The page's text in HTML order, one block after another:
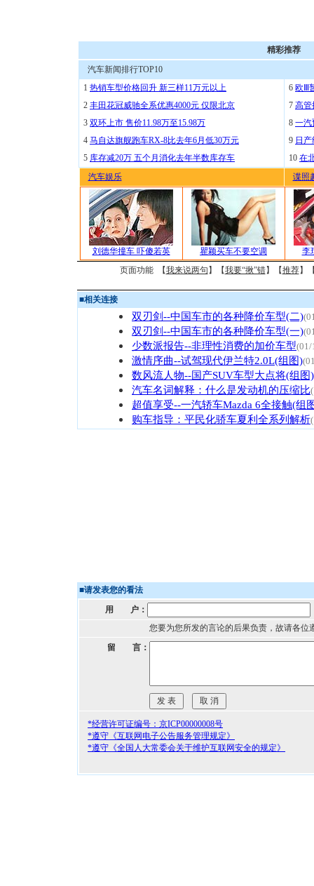
精彩推荐
汽车新闻排行TOP10
1 热销车型价格回升 新三样11万元以上
2 丰田花冠威驰全系优惠4000元 仅限北京
3 双环上市 售价11.98万至15.98万
4 马自达旗舰跑车RX-8比去年6月低30万元
5 库存减20万 五个月消化去年半数库存车
6 欧Ⅲ
7 高管
8 一汽
9 日
10 在
汽车娱乐
谍照
刘德华撞车 吓傻若英 瞿颖买车不要空调
李
页面功能 【我来说两句 】【我要“揪”错】【推荐】
■相关连接
双刃剑--中国车市的各种降价车型(二)
双刃剑--中国车市的各种降价车型(一)
少数派报告--非理性消费的加价车型(01/
激情序曲--试驾现代伊兰特2.0L(组图)
数风流人物--国产SUV车型大点将(组图)
汽车名词解释：什么是发动机的压缩比
超值享受--一汽轿车Mazda 6全接触(组
购车指导：平民化骄车夏利全系列解析
■请发表您的看法
用 户：
您要为您所发的言论的后果负责，故请各位
留 言：
*经营许可证编号：京ICP00000008号
*遵守《互联网电子公告服务管理规定》
*遵守《全国人大常委会关于维护互联网安全的规定》